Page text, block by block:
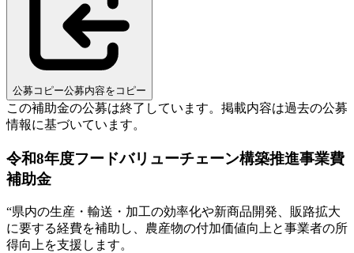
公募コピー公募内容をコピー
この補助金の公募は終了しています。 掲載内容は過去の公募
情報に基づいています。
令和8年度フードバリューチェーン構築推進事業費
補助金
“県内の生産・輸送・加工の効率化や新商品開発、販路拡大
に要する経費を補助し、農産物の付加価値向上と事業者の所
得向上を支援します。